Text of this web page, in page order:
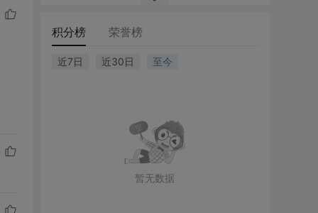
积分榜 荣誉榜
近7日 近30日 至今
暂无数据